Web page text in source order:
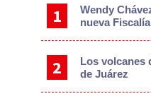
Wendy
nueva
Los volcanes
de Juárez